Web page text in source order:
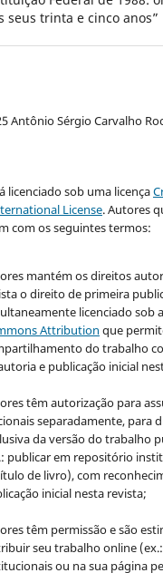
seus trinta e cinco anos”
Antônio Sérgio Carvalho
licenciado sob uma licença
License.Autores
com os seguintes termos:
mantém os direitos
o direito de primeira
licenciado sob a
Attribution que
do trabalho
e publicação inicial
têm autorização para
separadamente, para
da versão do trabalho
publicar em repositório
de livro), com
inicial nesta revista;
têm permissão e são
seu trabalho online
ou na sua página